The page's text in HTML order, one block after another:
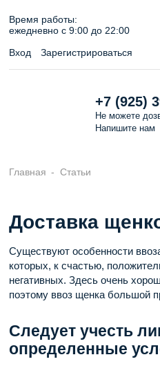
Время работы:
ежедневно c 9:00 до 22:00
Вход
Зарегистрироваться
+7 (925)
Не можете
Напишите нам
Главная Статьи
Доставка
Существуют особенности
которых, к счастью,
негативных. Здесь очень
поэтому ввоз щенка большой
Следует учесть
определенные